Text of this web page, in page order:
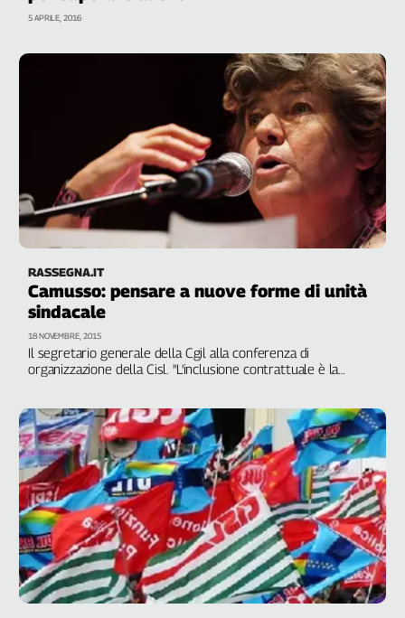
Newsletter
5 APRILE, 2016
RASSEGNA.IT
Camusso: pensare a nuove forme di unità
sindacale
Il segretario generale della Cgil alla conferenza di
organizzazione della Cisl. "L'inclusione contrattuale è la
costringere il governo a confrontarsi"
18 NOVEMBRE, 2015